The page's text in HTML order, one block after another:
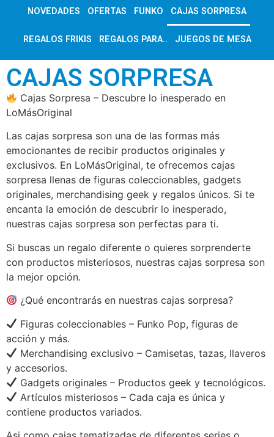
NOVEDADES OFERTAS FUNKO CAJAS SORPRESA
REGALOS FRIKIS REGALOS PARA.. JUEGOS DE MESA
CAJAS SORPRESA
Cajas Sorpresa – Descubre lo inesperado en
LoMásOriginal
Las cajas sorpresa son una de las formas más
emocionantes de recibir productos originales y
exclusivos. En LoMásOriginal, te ofrecemos cajas
sorpresa llenas de figuras coleccionables, gadgets
originales, merchandising geek y regalos únicos. Si te
encanta la emoción de descubrir lo inesperado,
nuestras cajas sorpresa son perfectas para ti.
Si buscas un regalo diferente o quieres sorprenderte
con productos misteriosos, nuestras cajas sorpresa son
la mejor opción.
¿Qué encontrarás en nuestras cajas sorpresa?
Figuras coleccionables – Funko Pop, figuras de
acción y más.
Merchandising exclusivo – Camisetas, tazas, llaveros
y accesorios.
Gadgets originales – Productos geek y tecnológicos.
Artículos misteriosos – Cada caja es única y
contiene productos variados.